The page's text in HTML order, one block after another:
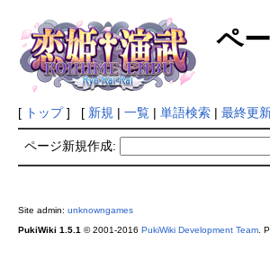
ペ
[ トップ] [ 新規 | 一覧| 単語検索| 最終更
ページ新規作成:
Site admin: unknowngames
PukiWiki 1.5.1 © 2001-2016 PukiWiki Development Team.